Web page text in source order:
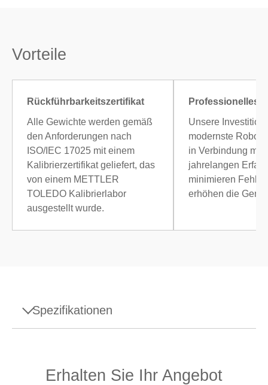
Vorteile
Rückführbarkeitszertifikat
Alle Gewichte werden gemäß
den Anforderungen nach
ISO/IEC 17025 mit einem
Kalibrierzertifikat geliefert, das
von einem METTLER
TOLEDO Kalibrierlabor
ausgestellt wurde.
Professionelles
Unsere
modernste
in Verbindung mit
jahrelangen
minimieren Fehler
erhöhen die
Spezifikationen
Aufbau Einteilig (Monobloc)
Erhalten Sie Ihr Angebot